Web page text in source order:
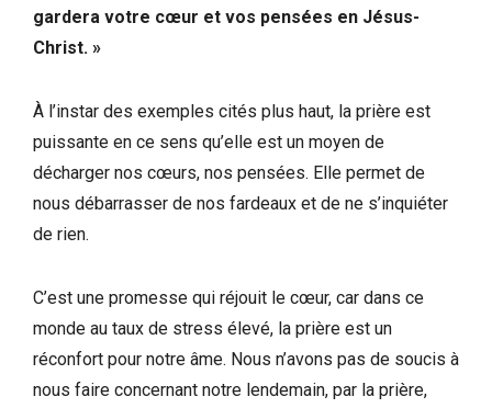
gardera votre cœur et vos pensées en Jésus-
Christ. »
À l’instar des exemples cités plus haut, la prière est
puissante en ce sens qu’elle est un moyen de
décharger nos cœurs, nos pensées. Elle permet de
nous débarrasser de nos fardeaux et de ne s’inquiéter
de rien.
C’est une promesse qui réjouit le cœur, car dans ce
monde au taux de stress élevé, la prière est un
réconfort pour notre âme. Nous n’avons pas de soucis à
nous faire concernant notre lendemain, par la prière,